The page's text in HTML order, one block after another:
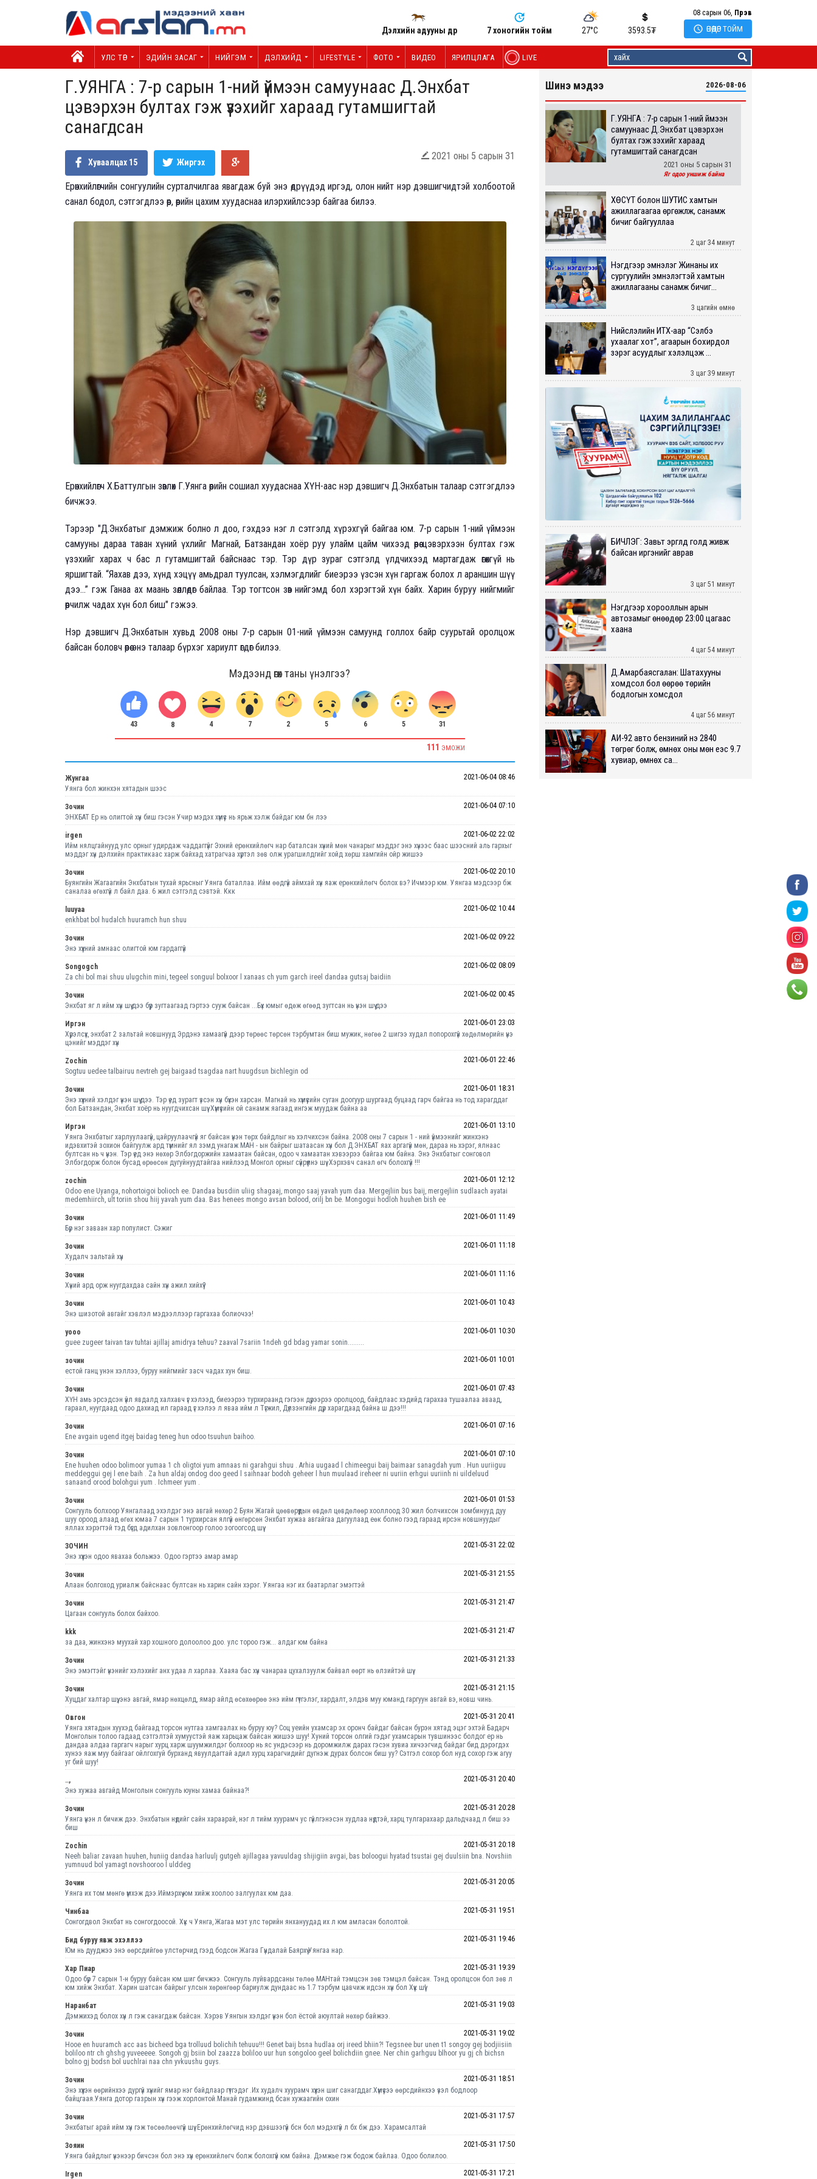
Дэлхийн адууны өдөр 7 хоногийн тойм 27°C 3593.5₮
08 сарын 06, Пүрэв
 ӨНӨӨДӨР ТОЙМ
УЛС ТӨР ЭДИЙН ЗАСАГ НИЙГЭМ ДЭЛХИЙД LIFESTYLE ФОТО ВИДЕО ЯРИЛЦЛАГА LIVE
Г.УЯНГА : 7-р сарын 1-ний үймээн самуунаас Д.Энхбат
цэвэрхэн бултах гэж үзэхийг хараад гутамшигтай
санагдсан
Хуваалцах 15 Жиргэх
 2021 оны 5 сарын 31
Ерөнхийлөгчийн сонгуулийн сурталчилгаа явагдаж буй энэ өдрүүдэд иргэд, олон нийт нэр дэвшигчидтэй холбоотой
санал бодол, сэтгэгдлээ өөр, өөрийн цахим хуудаснаа илэрхийлсээр байгаа билээ.
Ерөнхийлөгч Х.Баттулгын зөвлөх Г.Уянга өөрийн сошиал хуудаснаа ХҮН-аас нэр дэвшигч Д.Энхбатын талаар сэтгэгдлээ
бичжээ.
Тэрээр "Д.Энхбатыг дэмжиж болно л доо, гэхдээ нэг л сэтгэлд хүрэхгүй байгаа юм. 7-р сарын 1-ний үймээн
самууны дараа таван хүний үхлийг Магнай, Батзандан хоёр руу улайм цайм чихээд өөрөө цэвэрхээн бултах гэж
үзэхийг харах ч бас л гутамшигтай байснаас тэр. Тэр дүр зураг сэтгэлд үлдчихээд мартагдаж өгөхгүй нь
яршигтай. “Яахав дээ, хүнд хэцүү амьдрал туулсан, хэлмэгдлийг биеэрээ үзсэн хүн гаргаж болох л араншин шүү
дээ...” гэж Ганаа ах маань зөөллөдөг байлаа. Тэр тогтсон зөв нийгэмд бол хэрэгтэй хүн байх. Харин буруу нийгмийг
өөрчилж чадах хүн бол биш" гэжээ.
Нэр дэвшигч Д.Энхбатын хувьд 2008 оны 7-р сарын 01-ний үймээн самуунд голлох байр суурьтай оролцож
байсан боловч өөрөө энэ талаар бүрхэг хариулт өгдөг билээ.
Мэдээнд өгөх таны үнэлгээ?
43 8 4 7 2 5 6 5 31
111 ЭМОЖИ
Жунгаа
2021-06-04 08:46
Уянга бол жинхэн хятадын шээс
Зочин
2021-06-04 07:10
ЭНХБАТ Ер нь олигтой хүн биш гэсэн Учир мэдэх хүмүүс нь ярьж хэлж байдаг юм бн лээ
irgen
2021-06-02 22:02
Ийм нялцгайнууд улс орныг удирдаж чаддаггүйг Эхний ерөнхийлөгч нар баталсан хүний мөн чанарыг мэддэг энэ хүнээс баас шээсний аль гархыг
мэддэг хүн дэлхийн практикаас харж байхад хатрагчаа хүртэл зөв олж урагшилдгийг хойд хөрш хамгийн ойр жишээ
Зочин
2021-06-02 20:10
Буянгийн Жагаагийн Энхбатын тухай ярьсныг Уянга баталлаа. Ийм өөдгүй аймхай хүн яаж ерөнхийлөгч болох вэ? Ичмээр юм. Уянгаа мэдсээр бж
саналаа өгөхгүй л байл даа. 6 жил сэтгэлд сэвтэй. Ккк
luuyaa
2021-06-02 10:44
enkhbat bol hudalch huuramch hun shuu
Зочин
2021-06-02 09:22
Энэ хүүхний амнаас олигтой юм гардаггүй
Songogch
2021-06-02 08:09
Za chi bol mai shuu ulugchin mini, tegeel songuul bolxoor l xanaas ch yum garch ireel dandaa gutsaj baidiin
Зочин
2021-06-02 00:45
Энхбат яг л ийм хүн шүү дээ бүүр зугтаагаад гэртээ сууж байсан ...Бүх юмыг өдөж өгөөд зугтсан нь үнэн шүү дээ
Иргэн
2021-06-01 23:03
Хүрэлсүх, энхбат 2 зальтай новшнууд Эрдэнэ хамаагүй дээр төрөөс төрсөн тэрбумтан биш мужик, нөгөө 2 шигээ худал попорохгүй хөдөлмөрийн үнэ
цэнийг мэддэг хүн
Zochin
2021-06-01 22:46
Sogtuu uedee talbairuu nevtreh gej baigaad tsagdaa nart huugdsun bichlegin od
Зочин
2021-06-01 18:31
Энэ хүүхний хэлдэг үнэн шүү дээ. Тэр үед зурагт үзсэн хүн бүхэн харсан. Магнай нь хүмүүсийн суган доогуур шургаад буцаад гарч байгаа нь тод харагддаг
бол Батзандан, Энхбат хоёр нь нуугдчихсан шүү. Хүмүүсийн ой санамж яагаад ингэж муудаж байна аа
Иргэн
2021-06-01 13:10
Уянга Энхбатыг харлуулаагүй, цайруулаачгүй яг байсан үнэн төрх байдлыг нь хэлчихсэн байна. 2008 оны 7 сарын 1 - ний үймээнийг жинхэнэ
идэвхитэй зохион байгуулж ард түмнийг ял зэмд унагаж МАН - ын байрыг шатаасан хүн бол Д.ЭНХБАТ яах аргагүй мөн, дараа нь хэрэг, ялнаас
бултсан нь ч үнэн. Тэр үед энэ нөхөр Элбэгдоржийн хамаатан байсан, одоо ч хамаатан хэвээрээ байгаа юм байна. Энэ Энхбатыг сонговол
Элбэгдорж болон бусад өрөөсөн дугуйнуудтайгаа нийлээд Монгол орныг сүйрүүлнэ шүү. Хэрхэвч санал өгч болохгүй !!!
zochin
2021-06-01 12:12
Odoo ene Uyanga, nohortoigoi bolioch ee. Dandaa busdiin uliig shagaaj, mongo saaj yavah yum daa. Mergejliin bus baij, mergejliin sudlaach ayatai
medemhiirch, ult toriin shou hiij yavah yum daa. Bas henees mongo avsan bolood, orilj bn be. Mongogui hodloh huuhen bish ee
Зочин
2021-06-01 11:49
Бүр нэг заваан хар популист. Сэжиг
Зочин
2021-06-01 11:18
Худалч зальтай хүн
Зочин
2021-06-01 11:16
Хүний ард орж нуугдахдаа сайн хүн ажил хийхүү?
Зочин
2021-06-01 10:43
Энэ шизотой авгайг хэвлэл мэдээллээр гаргахаа болиочээ!
yooo
2021-06-01 10:30
guee zugeer taivan tav tuhtai ajillaj amidrya tehuu? zaaval 7sariin 1ndeh gd bdag yamar sonin.........
зочин
2021-06-01 10:01
естой ганц унэн хэллээ, буруу нийгмийг засч чадах хун биш.
Зочин
2021-06-01 07:43
ХҮН амь эрсэдсэн үйл явдалд халхавч үг хэлээд, биеээрээ турхираанд гэгээн дүрээрээ оролцоод, байдлаас хэдийд гарахаа тушаалаа аваад,
гараал, нуугдаад одоо дахиад ил гараад үг хэлээ л яваа ийм л Түгжил, Дүлзэнгийн дүр харагдаад байна ш дээ!!!
Зочин
2021-06-01 07:16
Ene avgain ugend itgej baidag teneg hun odoo tsuuhun baihoo.
Зочин
2021-06-01 07:10
Ene huuhen odoo bolimoor yumaa 1 ch oligtoi yum amnaas ni garahgui shuu . Arhia uugaad l chimeegui baij baimaar sanagdah yum . Hun uuriiguu
meddeggui gej l ene baih . Za hun aldaj ondog doo geed l saihnaar bodoh geheer l hun muulaad ireheer ni uuriin erhgui uuriinh ni uildeluud
sanaand orood bolohgui yum . Ichmeer yum .
Зочин
2021-06-01 01:53
Сонгууль болхоор Уянгалаад эхэлдэг энэ авгай нөхөр 2 Буян Жагай цөөвөрүүдын өвдөл цөвдөлөөр хооллоод 30 жил болчихсон зомбинууд дуу
шуу ороод алаад өгөх юмаа 7 сарын 1 турхирсан ялгүй өнгөрсөн Энхбат хужаа авгайгаа дагуулаад еөк болно гээд гараад ирсэн новшнуудыг
яллах хэрэгтэй тэд бүгд адилхан зовлонгоор голоо зогоогсод шүү.
ЗОЧИН
2021-05-31 22:02
Энэ хүүхэн одоо явахаа больжээ. Одоо гэртээ амар амар
Зочин
2021-05-31 21:55
Aлаан болгоход уриалж байснаас бултсан нь харин сайн хэрэг. Уянгаа нэг их баатарлаг эмэгтэй
Зочин
2021-05-31 21:47
Цагаан сонгууль болох байхоо.
kkk
2021-05-31 21:47
за даа, жинхэнэ муухай хар хошного долоолоо доо. улс тороо гэж... алдаг юм байна
Зочин
2021-05-31 21:33
Энэ эмэгтэйг үнэнийг хэлэхийг анх удаа л харлаа. Хааяа бас хүн чанараа цухалзуулж байвал өөрт нь өлзийтэй шүү.
Зочин
2021-05-31 21:15
Хуцдаг халтар шүү, энэ авгай, ямар нөхцөлд, ямар айлд өсөхөөрөө энэ ийм гүтгэлэг, хардалт, элдэв муу юманд гаргуун авгай вэ, новш чинь.
Овгон
2021-05-31 20:41
Уянга хятадын хуухэд байгаад торсон нутгаа хамгаалах нь буруу юу? Соц уеийн ухамсар эх оронч байдаг байсан бурэн хятад эцэг эхтэй Бадарч
Монголын толоо гадаад сэтгэлтэй хумуустэй яаж харьцаж байсан жишээ шуу! Хуний торсон олгий гэдэг ухамсарын тувшинээс болдог ер нь
дандаа алдаа гаргагч нарыг хурц харж шуумжилдэг болхоор нь яс ундэсээр нь доромжилж дарах гэсэн хувиа хичээгчид байдаг бид дэрэгдэх
хунээ яаж муу байгааг ойлгохгуй бурханд явуулдагтай адил хурц харагчидийг дугнэж дурах болсон биш уу? Сэтгэл сохор бол нуд сохор гэж агуу
уг бий шуу!
..,
2021-05-31 20:40
Энэ хужаа авгайд Монголын сонгууль юуны хамаа байнаа?!
Зочин
2021-05-31 20:28
Уянга үнэн л бичиж дээ. Энхбатын нүдийг сайн хараарай, нэг л тийм хуурамч ус гүйлгэнэсэн худлаа нүдтэй, харц тулгарахаар дальдчаад л биш ээ
биш
Zochin
2021-05-31 20:18
Neeh baliar zavaan huuhen, huniig dandaa harluulj gutgeh ajillagaa yavuuldag shijigiin avgai, bas boloogui hyatad tsustai gej duulsiin bna. Novshiin
yumnuud bol yamagt novshooroo l ulddeg
Зочин
2021-05-31 20:05
Уянга их том мөнгө үмхэж дээ.Иймэрхүү юм хийж хоолоо залгуулах юм даа.
Чинбаа
2021-05-31 19:51
Сонгогдвол Энхбат нь сонгогдоосой. Хүк ч Уянга, Жагаа мэт улс төрийн янхануудад их л юм амласан бололтой.
Бид буруу явж эхэллээ
2021-05-31 19:46
Юм нь дууджээ энэ өөрсдийгөө улстөрчид гээд бодсон Жагаа Гүндалай Баярхүү Уянгаа нар.
Хар Пиар
2021-05-31 19:39
Одоо бүр 7 сарын 1-н буруу байсан юм шиг бичжээ. Сонгууль луйвардсаны төлөө МАНтай тэмцсэн зөв тэмцэл байсан. Тэнд оролцсон бол зөв л
юм хийж Энхбат. Харин шатсан байрыг улсын хөрөнгөөр бариулж дундаас нь 1.7 тэрбум цавчиж идсэн хүн бол Хүүк шүү!
Наранбат
2021-05-31 19:03
Дэмжихэд болох хүн л гэж санагдаж байсан. Хэрэв Уянгын хэлдэг үнэн бол ёстой аюултай нөхөр байжээ.
Зочин
2021-05-31 19:02
Hooe en huuramch acc aas bicheed bga trolluud bolichih tehuuu!!! Genet baij bsna hudlaa orj ireed bhiin?! Tegsnee bur unen t1 songoy gej bodjiisiin
boliloo ntr ch ghshg yuveeeee. Songoh gj bsiin bol zaazza boliloo uur hun songoloo geel bolichdiin gnee. Ner chin garhguu blhoor yu gj ch bichsn
bolno gj bodsn bol uuchlrai naa chn yvkuushu guys.
Зочин
2021-05-31 18:51
Энэ хүүхэн өөрийнхээ дургүй хүнийг ямар нэг байдлаар гүтгэдэг .Их худалч хуурамч хүүхэн шиг санагддаг.Хүмүүсээ өөрсдийнхээ үзэл бодлоор
байцгаая.Уянга дотор газрын хүн гээж хорлонтой.Манай гудамжинд бсан хужаагийн охин
Зочин
2021-05-31 17:57
Энхбатыг арай ийм хүн гэж төсөөлөөчгүй шүү. Ерөнхийлөгчид нэр дэвшээгүй бсн бол мэдэхгүй л бх бж дээ. Харамсалтай
Зояин
2021-05-31 17:50
Уянга байдлыг үнэнээр бичсэн бол энэ хүн ерөнхийлөгч болж болохгүй юм байна. Дэмжье гэж бодож байлаа. Одоо болилоо.
Irgen 2021-05-31 17:21
Шинэ мэдээ 2026-08-06
Г.УЯНГА : 7-р сарын 1-ний үймээн
самуунаас Д.Энхбат цэвэрхэн
бултах гэж үзэхийг хараад
гутамшигтай санагдсан
2021 оны 5 сарын 31
Яг одоо уншиж байна
ХӨСҮТ болон ШУТИС хамтын
ажиллагаагаа өргөжүүлж, санамж
бичиг байгууллаа
2 цаг 34 минут
Нэгдүгээр эмнэлэг Жинаны их
сургуулийн эмнэлэгтэй хамтын
ажиллагааны санамж бичиг...
3 цагийн өмнө
Нийслэлийн ИТХ-аар “Сэлбэ
ухаалаг хот”, агаарын бохирдол
зэрэг асуудлыг хэлэлцэж ...
3 цаг 39 минут
БИЧЛЭГ: Завьт эргүүлүүд голд живж
байсан иргэнийг аврав
3 цаг 51 минут
Нэгдүгээр хорооллын арын
автозамыг өнөөдөр 23:00 цагаас
хаана
4 цаг 54 минут
Д.Амарбаясгалан: Шатахууны
хомдсол бол өөрөө төрийн
бодлогын хомсдол
4 цаг 56 минут
АИ-92 авто бензиний үнэ 2840
төгрөг болж, өмнөх оны мөн үеэс 9.7
хувиар, өмнөх са...